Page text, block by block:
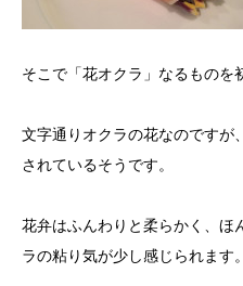
そこで「花オクラ」なるものを
文字通りオクラの花なのですが
されているそうです。
花弁はふんわりと柔らかく、ほ
ラの粘り気が少し感じられます。